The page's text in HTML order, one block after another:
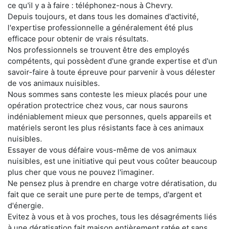
ce qu'il y a à faire : téléphonez-nous à Chevry.
Depuis toujours, et dans tous les domaines d'activité,
l'expertise professionnelle a généralement été plus
efficace pour obtenir de vrais résultats.
Nos professionnels se trouvent être des employés
compétents, qui possèdent d'une grande expertise et d'un
savoir-faire à toute épreuve pour parvenir à vous délester
de vos animaux nuisibles.
Nous sommes sans conteste les mieux placés pour une
opération protectrice chez vous, car nous saurons
indéniablement mieux que personnes, quels appareils et
matériels seront les plus résistants face à ces animaux
nuisibles.
Essayer de vous défaire vous-même de vos animaux
nuisibles, est une initiative qui peut vous coûter beaucoup
plus cher que vous ne pouvez l'imaginer.
Ne pensez plus à prendre en charge votre dératisation, du
fait que ce serait une pure perte de temps, d'argent et
d'énergie.
Evitez à vous et à vos proches, tous les désagréments liés